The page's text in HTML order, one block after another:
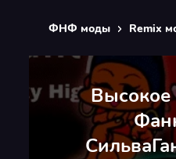
ФНФ моды Remix
Высокое